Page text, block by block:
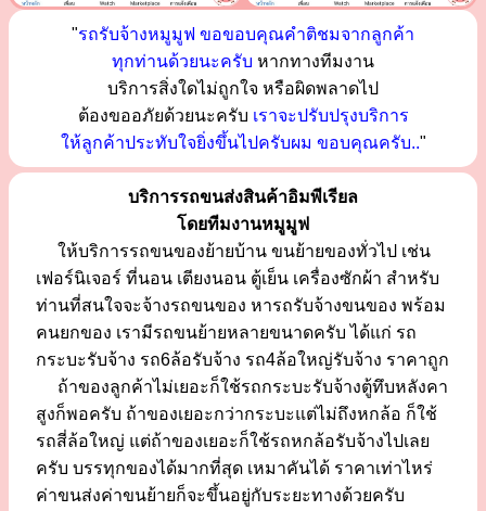
"รถรับจ้างหมูมูฟ ขอขอบคุณคำติชมจากลูกค้า
ทุกท่านด้วยนะครับ หากทางทีมงาน
บริการสิ่งใดไม่ถูกใจ หรือผิดพลาดไป
ต้องขออภัยด้วยนะครับ เราจะปรับปรุงบริการ
ให้ลูกค้าประทับใจยิ่งขึ้นไปครับผม ขอบคุณครับ.."
บริการรถขนส่งสินค้าอิมพีเรียล
โดยทีมงานหมูมูฟ
ให้บริการรถขนของย้ายบ้าน ขนย้ายของทั่วไป เช่น
เฟอร์นิเจอร์ ที่นอน เตียงนอน ตู้เย็น เครื่องซักผ้า สำหรับ
ท่านที่สนใจจะจ้างรถขนของ หารถรับจ้างขนของ พร้อม
คนยกของ เรามีรถขนย้ายหลายขนาดครับ ได้แก่ รถ
กระบะรับจ้าง รถ6ล้อรับจ้าง รถ4ล้อใหญ่รับจ้าง ราคาถูก
ถ้าของลูกค้าไม่เยอะก็ใช้รถกระบะรับจ้างตู้ทึบหลังคา
สูงก็พอครับ ถ้าของเยอะกว่ากระบะแต่ไม่ถึงหกล้อ ก็ใช้
รถสี่ล้อใหญ่ แต่ถ้าของเยอะก็ใช้รถหกล้อรับจ้างไปเลย
ครับ บรรทุกของได้มากที่สุด เหมาคันได้ ราคาเท่าไหร่
ค่าขนส่งค่าขนย้ายก็จะขึ้นอยู่กับระยะทางด้วยครับ